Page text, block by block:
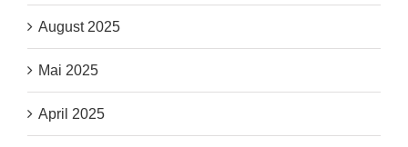
August 2025
Mai 2025
April 2025